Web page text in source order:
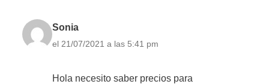
Sonia
el 21/07/2021 a las 5:41 pm
Hola necesito saber precios para